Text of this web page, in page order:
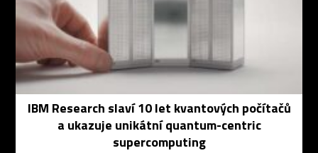
IBM Research slaví 10 let kvantových počítačů
a ukazuje unikátní quantum-centric
supercomputing